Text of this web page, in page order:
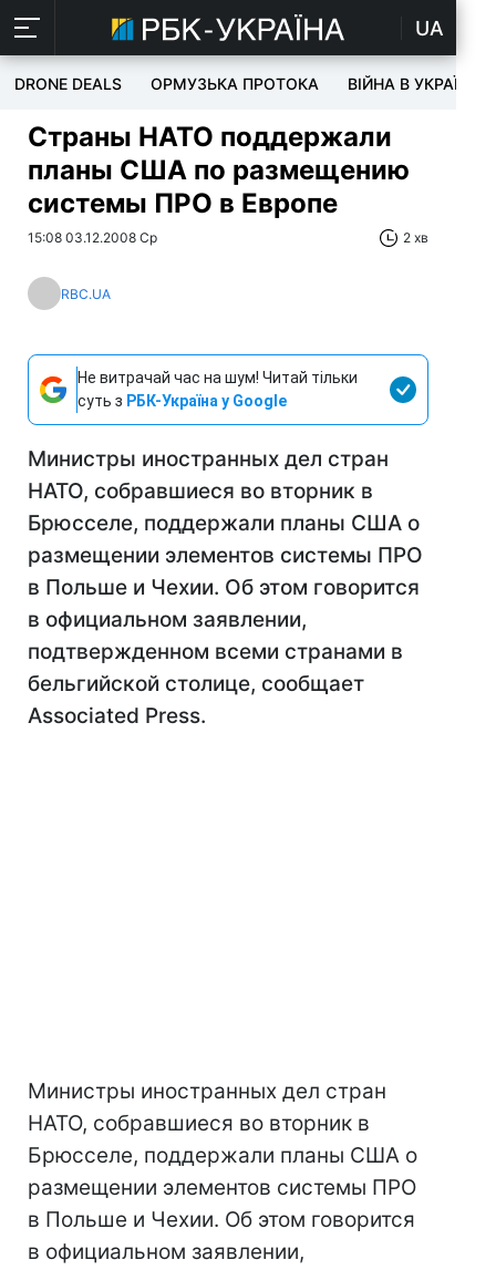
UA
DRONE DEALS ОРМУЗЬКА ПРОТОКА ВІЙНА В УКРАЇНІ
Страны НАТО поддержали
планы США по размещению
системы ПРО в Европе
15:08 03.12.2008 Ср 2 хв
RBC.UA
Не витрачай час на шум! Читай тільки
суть з РБК-Україна у Google
Министры иностранных дел стран
НАТО, собравшиеся во вторник в
Брюсселе, поддержали планы США о
размещении элементов системы ПРО
в Польше и Чехии. Об этом говорится
в официальном заявлении,
подтвержденном всеми странами в
бельгийской столице, сообщает
Associated Press.
Министры иностранных дел стран
НАТО, собравшиеся во вторник в
Брюсселе, поддержали планы США о
размещении элементов системы ПРО
в Польше и Чехии. Об этом говорится
в официальном заявлении,